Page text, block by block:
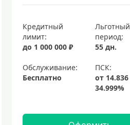
Кредитный
лимит:
до 1 000 000 ₽
Льготный
период:
55 дн.
Обслуживание:
Бесплатно